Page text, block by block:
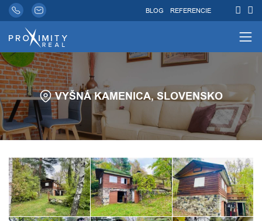
BLOG REFERENCIE
VYŠNÁ KAMENICA, SLOVENSKO